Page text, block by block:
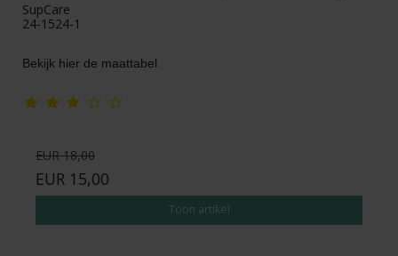
SupCare
24-1524-1
Bekijk hier de maattabel
EUR 18,00
EUR 15,00
Toon artikel